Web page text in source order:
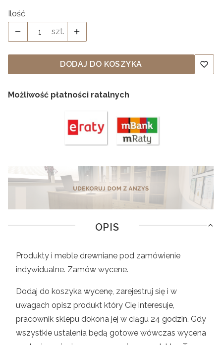
Ilość
szt.
DODAJ DO KOSZYKA
Możliwość płatności ratalnych
OPIS
Produkty i meble drewniane pod zamówienie
indywidualne. Zamów wycene.
Dodaj do koszyka wycenę, zarejestruj się i w
uwagach opisz produkt który Cię interesuje,
pracownik sklepu dokona jej w ciągu 24 godzin. Gdy
wszystkie ustalenia będą gotowe wówczas wycena